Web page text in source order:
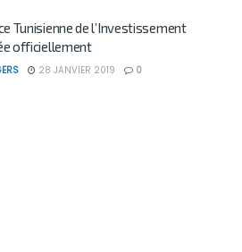
Tunisienne de l’Investissement
officiellement
28 JANVIER 2019 0